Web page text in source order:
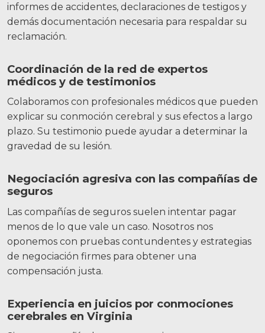
informes de accidentes, declaraciones de testigos y
demás documentación necesaria para respaldar su
reclamación.
Coordinación de la red de expertos
médicos y de testimonios
Colaboramos con profesionales médicos que pueden
explicar su conmoción cerebral y sus efectos a largo
plazo. Su testimonio puede ayudar a determinar la
gravedad de su lesión.
Negociación agresiva con las compañías de
seguros
Las compañías de seguros suelen intentar pagar
menos de lo que vale un caso. Nosotros nos
oponemos con pruebas contundentes y estrategias
de negociación firmes para obtener una
compensación justa.
Experiencia en juicios por conmociones
cerebrales en Virginia